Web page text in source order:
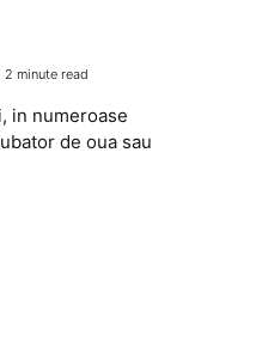
2 minute read
in numeroase
de oua sau